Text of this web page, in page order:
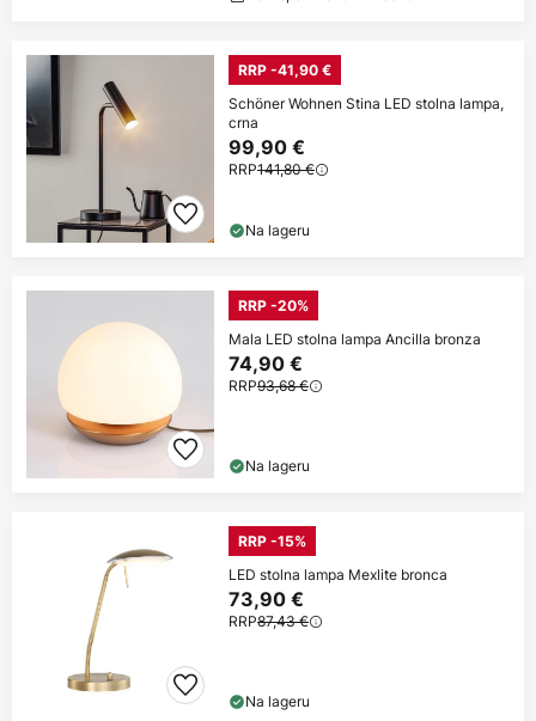
RRP -41,90 €
Schöner Wohnen Stina LED stolna lampa,
crna
99,90 €
RRP141,80 €
Na lageru
RRP -20%
Mala LED stolna lampa Ancilla bronza
74,90 €
RRP93,68 €
Na lageru
RRP -15%
LED stolna lampa Mexlite bronca
73,90 €
RRP87,43 €
Na lageru